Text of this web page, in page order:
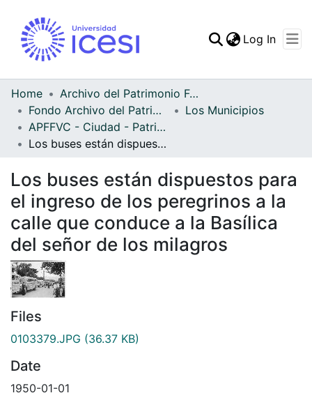
Statistics
Log In
Home
Archivo del Patrimonio Fotográfico y Fílmico del Valle del Cauca
Fondo Archivo del Patrimonio Fotográfico y Fílmico del Valle del Cauca
Los Municipios
APFFVC - Ciudad - Patrimonial
Los buses están dispuestos para el ingreso de los peregrinos a la calle que conduce a la Basílica del señor de los milagros
Los buses están dispuestos para
el ingreso de los peregrinos a la
calle que conduce a la Basílica
del señor de los milagros
Files
0103379.JPG (36.37 KB)
Date
1950-01-01